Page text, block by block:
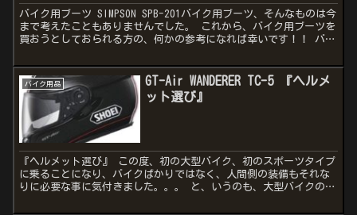
バイク用ブーツ SIMPSON SPB-201バイク用ブーツ、そんなものは今
まで考えたこともありませんでした。 これから、バイク用ブーツを
買おうとしておられる方の、何かの参考になれば幸いです！！ バイ
バイク用品
GT-Air WANDERER TC-5 『ヘルメ
ット選び』
『ヘルメット選び』 この度、初の大型バイク、初のスポーツタイプ
に乗ることになり、バイクばかりではなく、人間側の装備もそれな
りに必要な事に気付きました。。。 と、いうのも、大型バイクの免